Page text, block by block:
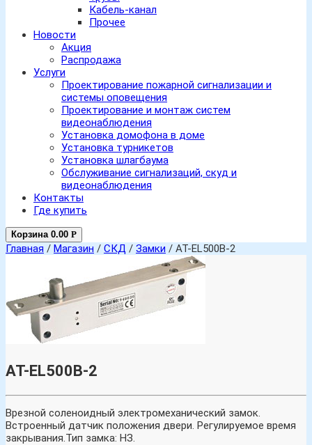
Кабель-канал
Прочее
Новости
Акция
Распродажа
Услуги
Проектирование пожарной сигнализации и
системы оповещения
Проектирование и монтаж систем
видеонаблюдения
Установка домофона в доме
Установка турникетов
Установка шлагбаума
Обслуживание сигнализаций, скуд и
видеонаблюдения
Контакты
Где купить
Корзина 0.00 Р
Главная / Магазин / СКД / Замки / AT-EL500B-2
AT-EL500B-2
Врезной соленоидный электромеханический замок.
Встроенный датчик положения двери. Регулируемое время
закрывания.Тип замка: НЗ.